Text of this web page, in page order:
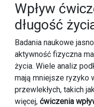
Wpływ
długość
Badania naukowe
aktywność fizyczna
życia. Wiele analiz
mają mniejsze ryzyko
przewlekłych, takich
więcej, ćwiczenia